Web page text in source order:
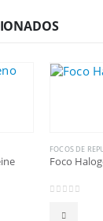
FOCOS DE
Foco